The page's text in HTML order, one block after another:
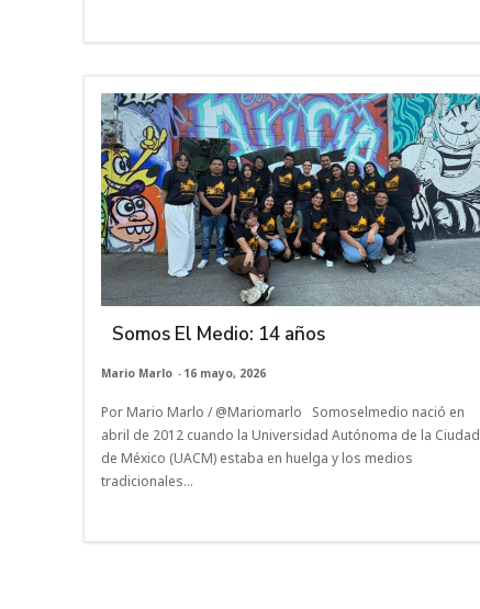
Somos El Medio: 14 años
Mario Marlo - 16 mayo, 2026
Por Mario Marlo / @Mariomarlo Somoselmedio nació en
abril de 2012 cuando la Universidad Autónoma de la Ciudad
de México (UACM) estaba en huelga y los medios
tradicionales...